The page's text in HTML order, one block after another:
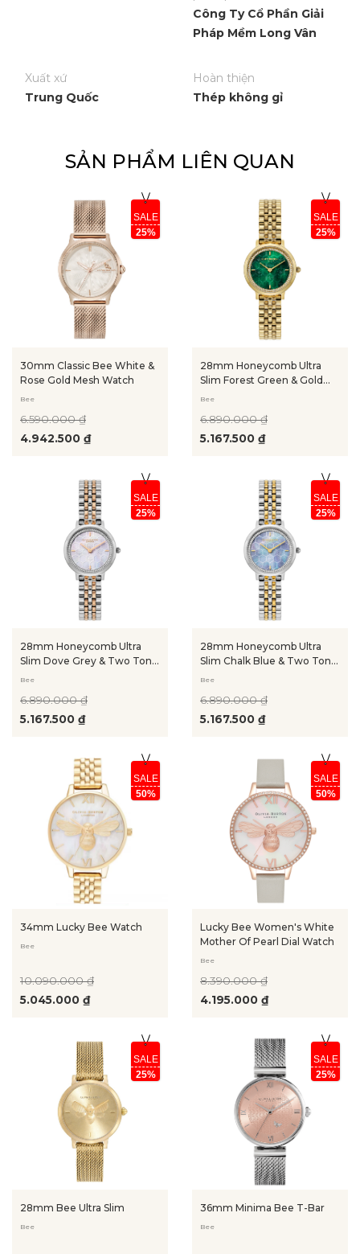
Công Ty Cổ Phần Giải
Pháp Mềm Long Vân
Xuất xứ
Trung Quốc
Hoàn thiện
Thép không gỉ
SẢN PHẨM LIÊN QUAN
SALE
25%
30mm Classic Bee White &
Rose Gold Mesh Watch
Bee
4.942.500 ₫
6.590.000 ₫
SALE
25%
28mm Honeycomb Ultra
Slim Forest Green & Gold
Bracelet Watch
Bee
5.167.500 ₫
6.890.000 ₫
SALE
25%
28mm Honeycomb Ultra
Slim Dove Grey & Two Tone
Bracelet Watch
Bee
5.167.500 ₫
6.890.000 ₫
SALE
25%
28mm Honeycomb Ultra
Slim Chalk Blue & Two Tone
Bracelet Watch
Bee
5.167.500 ₫
6.890.000 ₫
SALE
50%
34mm Lucky Bee Watch
Bee
5.045.000 ₫
10.090.000 ₫
SALE
50%
Lucky Bee Women's White
Mother Of Pearl Dial Watch
Bee
4.195.000 ₫
8.390.000 ₫
SALE
25%
28mm Bee Ultra Slim
Bee
SALE
25%
36mm Minima Bee T-Bar
Bee